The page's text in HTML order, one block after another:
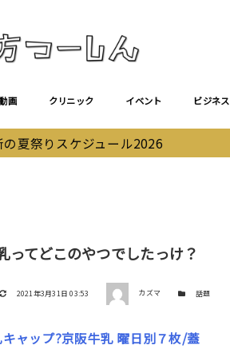
画 クリニック イベント ビジネス
夏祭りスケジュール2026
ってどこのやつでしたっけ？
更新日
2021年3月31日 03:53 著者 カズマ カテゴリー
話題
ャップ?京阪牛乳 曜日別７枚/蓋